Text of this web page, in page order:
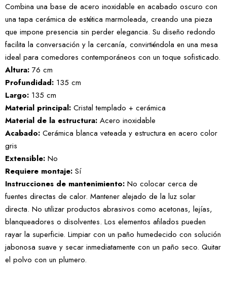
Combina una base de acero inoxidable en acabado oscuro con
una tapa cerámica de estética marmoleada, creando una pieza
que impone presencia sin perder elegancia. Su diseño redondo
facilita la conversación y la cercanía, convirtiéndola en una mesa
ideal para comedores contemporáneos con un toque sofisticado.
Altura: 76 cm
Profundidad: 135 cm
Largo: 135 cm
Material principal: Cristal templado + cerámica
Material de la estructura: Acero inoxidable
Acabado: Cerámica blanca veteada y estructura en acero color
gris
Extensible: No
Requiere montaje: Sí
Instrucciones de mantenimiento: No colocar cerca de
fuentes directas de calor. Mantener alejado de la luz solar
directa. No utilizar productos abrasivos como acetonas, lejías,
blanqueadores o disolventes. Los elementos afilados pueden
rayar la superficie. Limpiar con un paño humedecido con solución
jabonosa suave y secar inmediatamente con un paño seco. Quitar
el polvo con un plumero.